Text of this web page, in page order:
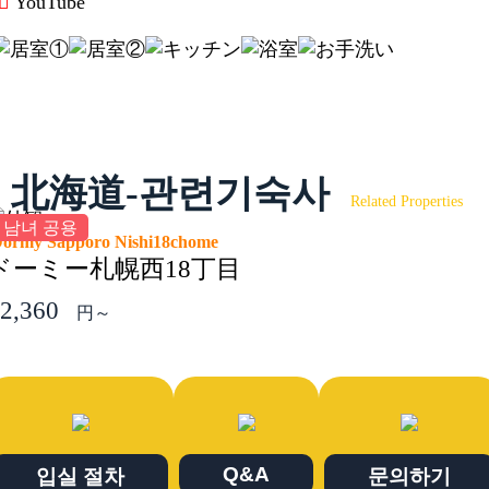
北海道-관련기숙사 Related Properties
남녀 공용
Sapporo Nishi18chome
ーミー札幌西18丁目
円～
입실 절차 Q&A 문의하기